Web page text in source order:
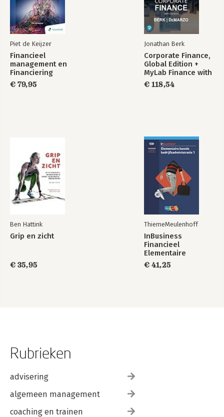
toekomstige financierings- en bekostigingssystematiek
19. Fiscale aspecten van ziekenhuizen zonder en met
winstuitkering
Epiloog - Bart Berden, Louis Houwen en Stan Stevens
Afkortingen
De auteurs
Piet de Keijzer
Financieel
management en
Financiering
€ 79,95
Jonathan Berk
Corporate Finance,
Global Edition +
MyLab Finance with
Pearson eText
(Package)
€ 118,54
Ben Hattink
Grip en zicht
€ 35,95
ThiemeMeulenhoff
InBusiness
Financieel
Elementaire
bedrijfsadministratie
deel 1 - Tekstboek
€ 41,25
Rubrieken
advisering
algemeen management
coaching en trainen